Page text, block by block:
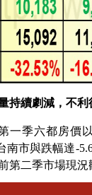
持續劇減，不利
一季六都房價
南市與跌幅達-
第二季市場現